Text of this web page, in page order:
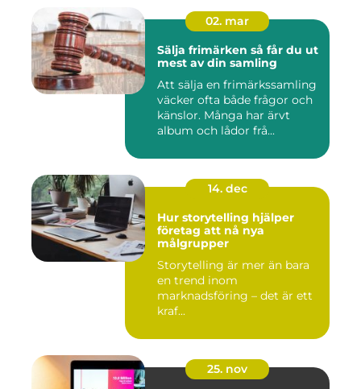
02. mar
Sälja frimärken så får du ut
mest av din samling
Att sälja en frimärkssamling
väcker ofta både frågor och
känslor. Många har ärvt
album och lådor frå...
14. dec
Hur storytelling hjälper
företag att nå nya
målgrupper
Storytelling är mer än bara
en trend inom
marknadsföring – det är ett
kraf...
25. nov